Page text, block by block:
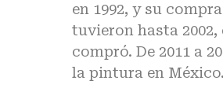
en 1992, y su
tuvieron hasta
compró. De 2011 a
la pintura en México.